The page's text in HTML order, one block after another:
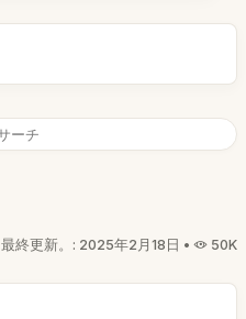
最終更新。: 2025年2月18日 • 50K